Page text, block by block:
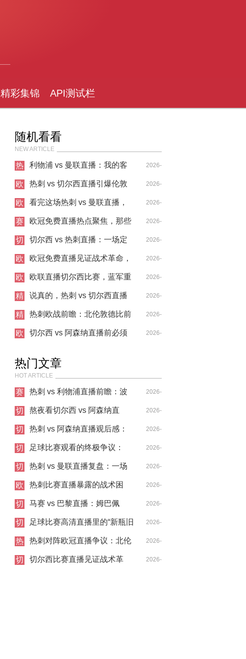
精彩集锦 API测试栏
随机看看
NEW ARTICLE
热
对
利物浦 vs 曼联直播：我的客
厅，我的战场，和那该死的双
红会
2026-
04-14
欧
直
热刺 vs 切尔西直播引爆伦敦
德比，波斯特科格卢22分钟自
毁长城
2026-
04-26
欧
直
看完这场热刺 vs 曼联直播，
我特么直接笑出声
2026-
04-26
赛
前
欧冠免费直播热点聚焦，那些
伦敦夜未眠的球迷故事
2026-
04-29
切
西
他
阵
切尔西 vs 热刺直播：一场定
义赛季走向的伦敦德比
2026-
04-21
欧
直
欧冠免费直播见证战术革命，
瓜迪奥拉的边后卫魔术
2026-
04-20
欧
直
欧联直播切尔西比赛，蓝军重
现十年前的欧战锋芒
2026-
05-21
精
集
说真的，热刺 vs 切尔西直播
让我想起了那个叛徒的眼泪
2026-
04-26
精
集
热刺欧战前瞻：北伦敦德比前
哨战，波斯特科格鲁的赌局与
2026-
04-28
欧
播
切尔西 vs 阿森纳直播前必须 2026-
热门文章
HOT ARTICLE
赛
前
热刺 vs 利物浦直播前瞻：波
叔的“七伤拳”，能破克洛普
的“重金属”吗？
2026-
04-14
切
西
敦
比
熬夜看切尔西 vs 阿森纳直
播，这比赛要素也太多了！
2026-
04-20
切
西
点
热刺 vs 阿森纳直播观后感：
北伦敦的雨夜，心跳比雨点更
急
2026-
04-21
切
西
他
阵
足球比赛观看的终极争议：
VAR，是守护公正还是扼杀激
情？
2026-
04-14
切
西
敦
比
热刺 vs 曼联直播复盘：一场
被VAR切割的战术博弈，麦迪
逊导演逆转
2026-
04-18
欧
直
热刺比赛直播暴露的战术困
局：控球率七成却输得没脾气
2026-
04-21
切
西
敦
比
马赛 vs 巴黎直播：姆巴佩
的“散步”是战术毒药还是天才
特权？
2026-
04-14
切
西
点
足球比赛高清直播里的“新瓶旧
酒”：当哈兰德遇见希勒，暴力
美学的数字革命
2026-
04-14
热
对
热刺对阵欧冠直播争议：北伦
敦德比之外的欧战暗战
2026-
04-30
切
切尔西比赛直播见证战术革 2026-